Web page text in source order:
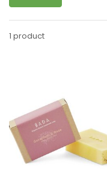
1 product